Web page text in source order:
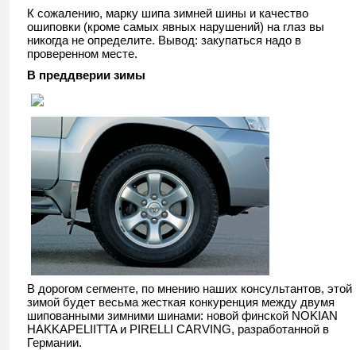
К сожалению, марку шипа зимней шины и качество
ошиповки (кроме самых явных нарушений) на глаз вы
никогда не определите. Вывод: закупаться надо в
проверенном месте.
В преддверии зимы
В дорогом сегменте, по мнению наших консультантов, этой
зимой будет весьма жесткая конкуренция между двумя
шипованными зимними шинами: новой финской NOKIAN
HAKKAPELIITTA и PIRELLI CARVING, разработанной в
Германии.